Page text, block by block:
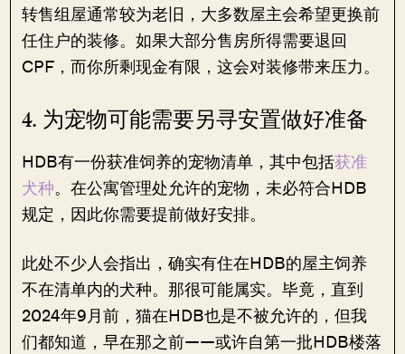
转售组屋通常较为老旧，大多数屋主会希望更换前
任住户的装修。如果大部分售房所得需要退回
CPF，而你所剩现金有限，这会对装修带来压力。
4. 为宠物可能需要另寻安置做好准备
HDB有一份获准饲养的宠物清单，其中包括获准
犬种。在公寓管理处允许的宠物，未必符合HDB
规定，因此你需要提前做好安排。
此处不少人会指出，确实有住在HDB的屋主饲养
不在清单内的犬种。那很可能属实。毕竟，直到
2024年9月前，猫在HDB也是不被允许的，但我
们都知道，早在那之前——或许自第一批HDB楼落